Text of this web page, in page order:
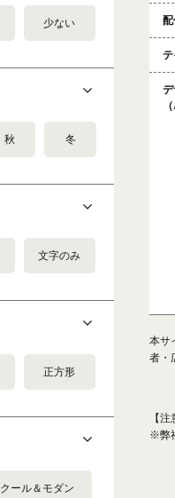
少ない
秋 冬
文字のみ
正方形
クール＆モダン
テ
本サ
者・
【
※弊